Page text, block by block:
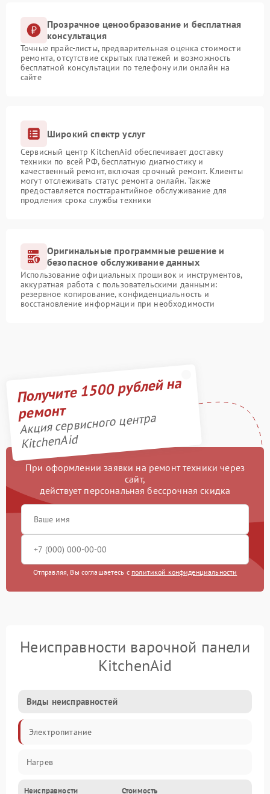
Прозрачное ценообразование и бесплатная
консультация
Точные прайс-листы, предварительная оценка стоимости
ремонта, отсутствие скрытых платежей и возможность
бесплатной консультации по телефону или онлайн на
сайте
Широкий спектр услуг
Сервисный центр KitchenAid обеспечивает доставку
техники по всей РФ, бесплатную диагностику и
качественный ремонт, включая срочный ремонт. Клиенты
могут отслеживать статус ремонта онлайн. Также
предоставляется постгарантийное обслуживание для
продления срока службы техники
Оригинальные программные решение и
безопасное обслуживание данных
Использование официальных прошивок и инструментов,
аккуратная работа с пользовательскими данными:
резервное копирование, конфиденциальность и
восстановление информации при необходимости
Получите 1500 рублей на
ремонт
Акция сервисного центра
KitchenAid
При оформлении заявки на ремонт техники через
сайт,
действует персональная бессрочная скидка
Отправляя, Вы соглашаетесь с политикой конфиденциальности
Неисправности варочной панели
KitchenAid
Виды неисправностей
Электропитание
Нагрев
Неисправности Стоимость